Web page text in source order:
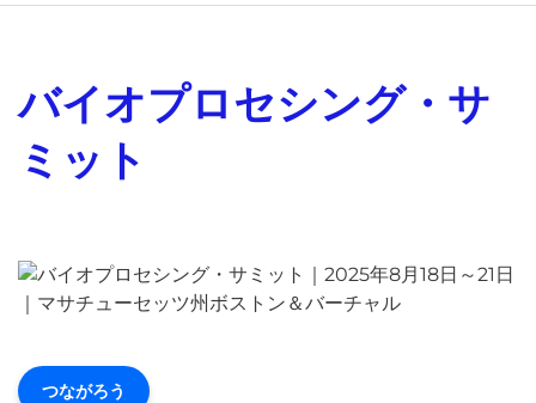
バイオプロセシング・サ
ミット
つながろう